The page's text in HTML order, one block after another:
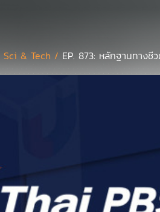
Sci & Tech / EP. 873: หลักฐานทางชี